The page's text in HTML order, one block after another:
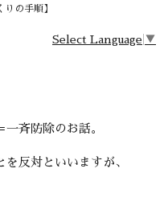
の手順】
Select Language ▼
斉防除のお話。
反対といいますが、